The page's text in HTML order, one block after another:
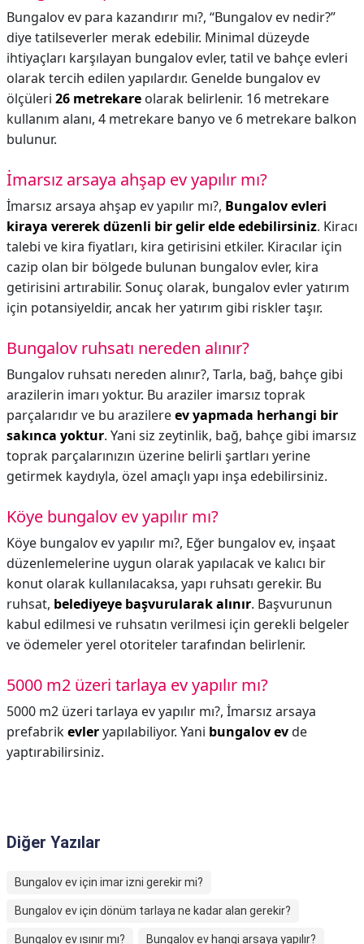
Bungalov ev para kazandırır mı?, “Bungalov ev nedir?”
diye tatilseverler merak edebilir. Minimal düzeyde
ihtiyaçları karşılayan bungalov evler, tatil ve bahçe evleri
olarak tercih edilen yapılardır. Genelde bungalov ev
ölçüleri 26 metrekare olarak belirlenir. 16 metrekare
kullanım alanı, 4 metrekare banyo ve 6 metrekare balkon
bulunur.
İmarsız arsaya ahşap ev yapılır mı?
İmarsız arsaya ahşap ev yapılır mı?, Bungalov evleri
kiraya vererek düzenli bir gelir elde edebilirsiniz. Kiracı
talebi ve kira fiyatları, kira getirisini etkiler. Kiracılar için
cazip olan bir bölgede bulunan bungalov evler, kira
getirisini artırabilir. Sonuç olarak, bungalov evler yatırım
için potansiyeldir, ancak her yatırım gibi riskler taşır.
Bungalov ruhsatı nereden alınır?
Bungalov ruhsatı nereden alınır?, Tarla, bağ, bahçe gibi
arazilerin imarı yoktur. Bu araziler imarsız toprak
parçalarıdır ve bu arazilereev yapmada herhangi bir
sakınca yoktur. Yani siz zeytinlik, bağ, bahçe gibi imarsız
toprak parçalarınızın üzerine belirli şartları yerine
getirmek kaydıyla, özel amaçlı yapı inşa edebilirsiniz.
Köye bungalov ev yapılır mı?
Köye bungalov ev yapılır mı?, Eğer bungalov ev, inşaat
düzenlemelerine uygun olarak yapılacak ve kalıcı bir
konut olarak kullanılacaksa, yapı ruhsatı gerekir. Bu
ruhsat, belediyeye başvurularak alınır. Başvurunun
kabul edilmesi ve ruhsatın verilmesi için gerekli belgeler
ve ödemeler yerel otoriteler tarafından belirlenir.
5000 m2 üzeri tarlaya ev yapılır mı?
5000 m2 üzeri tarlaya ev yapılır mı?, İmarsız arsaya
prefabrikevleryapılabiliyor. Yani bungalov evde
yaptırabilirsiniz.
Diğer Yazılar
Bungalov ev için imar izni gerekir mi?
Bungalov ev için dönüm tarlaya ne kadar alan gerekir?
Bungalov ev ısınır mı? Bungalov ev hangi arsaya yapılır?